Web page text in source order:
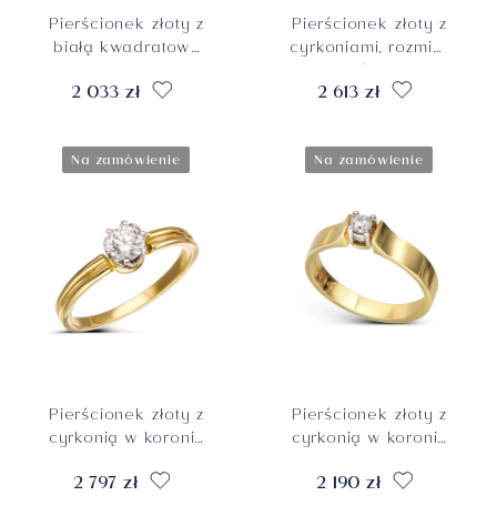
Pierścionek złoty z
białą kwadratową
10,5, próba 585
2 033 zł
Pierścionek złoty z
cyrkoniami, rozmiar
12, próba 585
2 613 zł
Na zamówienie
Pierścionek złoty z
cyrkonią w koronie
próba 585
2 797 zł
Na zamówienie
Pierścionek złoty z
cyrkonią w koronie
rozmiar 11, próba
2 190 zł